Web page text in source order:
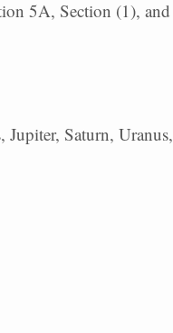
5A, Section (1), and
Jupiter, Saturn, Uranus,